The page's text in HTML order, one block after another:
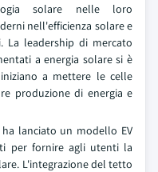
solare nelle loro
nell'efficienza solare e
La leadership di mercato
a energia solare si è
a mettere le celle
produzione di energia e
lanciato un modello EV
per fornire agli utenti la
L'integrazione del tetto